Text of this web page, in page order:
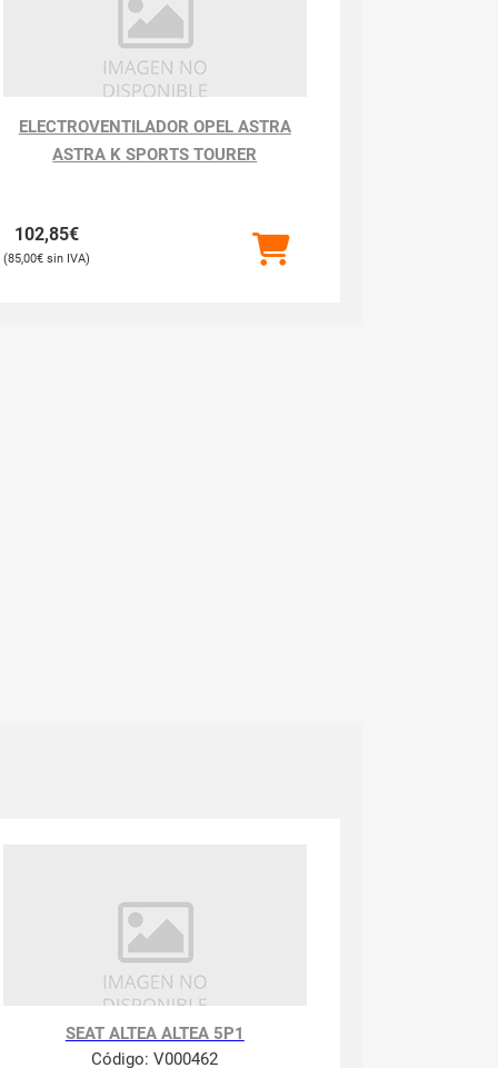
ELECTROVENTILADOR OPEL ASTRA
ASTRA K SPORTS TOURER
102,85€
85,00€
SEAT ALTEA ALTEA 5P1
Código:V000462